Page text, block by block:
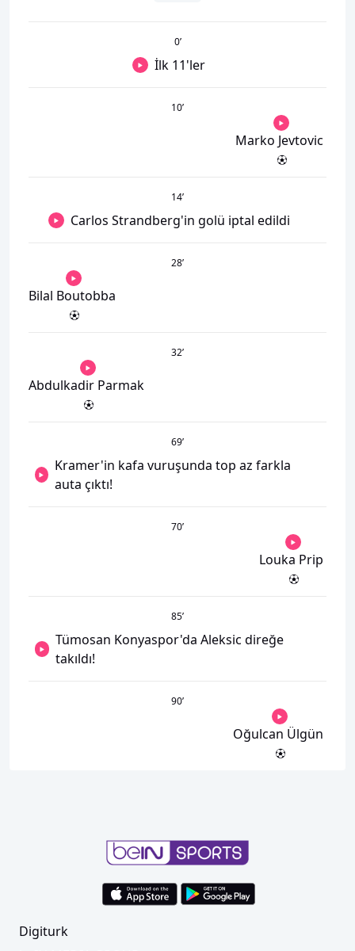
0’
İlk 11'ler
10’
Marko Jevtovic
14’
Carlos Strandberg'in golü iptal edildi
28’
Bilal Boutobba
32’
Abdulkadir Parmak
69’
Kramer'in kafa vuruşunda top az farkla
auta çıktı!
70’
Louka Prip
85’
Tümosan Konyaspor'da Aleksic direğe
takıldı!
90’
Oğulcan Ülgün
Digiturk